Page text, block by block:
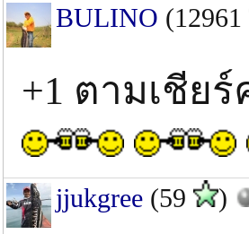
BULINO (12961
+1 ตามเชีย
jjukgree (59 )